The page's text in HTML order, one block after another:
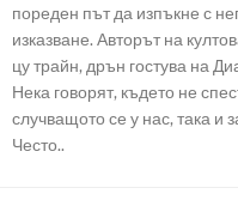
пореден път да изпъкне с
изказване. Авторът на
цу трайн, дрън гостува на
Нека говорят, където не
случващото се у нас, така и
Често..